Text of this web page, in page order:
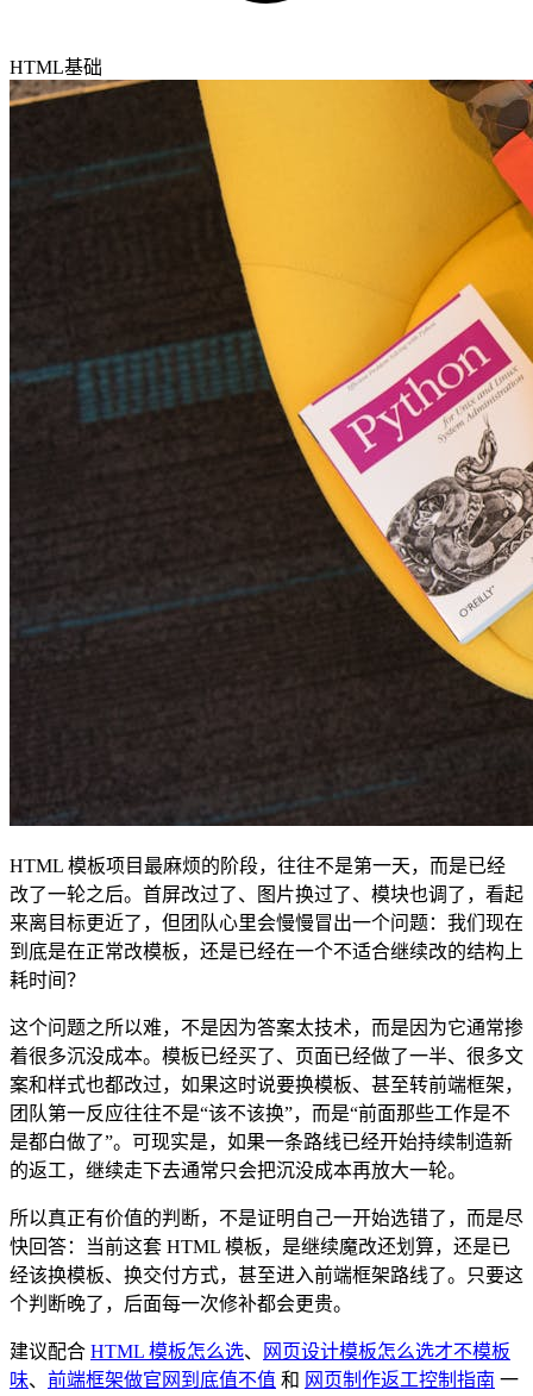
HTML基础
HTML 模板项目最麻烦的阶段，往往不是第一天，而是已经
改了一轮之后。首屏改过了、图片换过了、模块也调了，看起
来离目标更近了，但团队心里会慢慢冒出一个问题：我们现在
到底是在正常改模板，还是已经在一个不适合继续改的结构上
耗时间？
这个问题之所以难，不是因为答案太技术，而是因为它通常掺
着很多沉没成本。模板已经买了、页面已经做了一半、很多文
案和样式也都改过，如果这时说要换模板、甚至转前端框架，
团队第一反应往往不是“该不该换”，而是“前面那些工作是不
是都白做了”。可现实是，如果一条路线已经开始持续制造新
的返工，继续走下去通常只会把沉没成本再放大一轮。
所以真正有价值的判断，不是证明自己一开始选错了，而是尽
快回答：当前这套 HTML 模板，是继续魔改还划算，还是已
经该换模板、换交付方式，甚至进入前端框架路线了。只要这
个判断晚了，后面每一次修补都会更贵。
建议配合 HTML 模板怎么选、
网页设计模板怎么选才不模板
味、 前端框架做官网到底值不值 和 网页制作返工控制指南 一